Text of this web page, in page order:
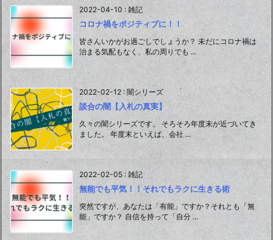
2022-04-10 : 雑記
コロナ禍をポジティブに！！
皆さんいかがお過ごしでしょうか？ 未だにコロナ禍は
治まる気配もなく、私の周りでも ...
2022-02-12 : 闇シリーズ
談合の闇【入札の真実】
久々の闇シリーズです。 そろそろ年度末が近づいてき
ました。 年度末といえば、会社 ...
2022-02-05 : 雑記
無能でも平気！！それでもラクに生きる術
突然ですが、あなたは「有能」ですか？それとも「無
能」ですか？ 自信を持って「自分 ...